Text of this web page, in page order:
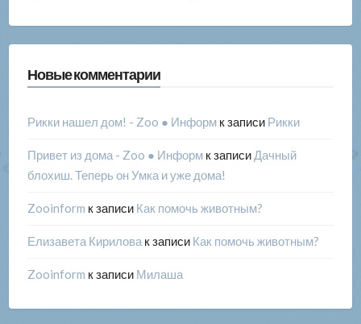
Новые комментарии
Рикки нашел дом! - Zoo ● Информк записи Рикки
Привет из дома - Zoo ● Информк записи Дачный
блохиш. Теперь он Умка и уже дома!
Zooinform к записи Как помочь животным?
Елизавета Кириловак записи Как помочь животным?
Zooinform к записи Милаша